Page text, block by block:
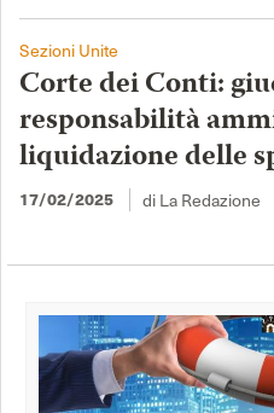
Sezioni Unite
Corte dei Conti:
responsabilità
liquidazione delle
17/02/2025 di La Redazione